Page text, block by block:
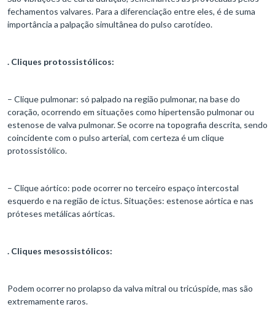
fechamentos valvares. Para a diferenciação entre eles, é de suma
importância a palpação simultânea do pulso carotídeo.
. Cliques protossistólicos:
– Clique pulmonar: só palpado na região pulmonar, na base do
coração, ocorrendo em situações como hipertensão pulmonar ou
estenose de valva pulmonar. Se ocorre na topografia descrita, sendo
coincidente com o pulso arterial, com certeza é um clique
protossistólico.
– Clique aórtico: pode ocorrer no terceiro espaço intercostal
esquerdo e na região de ictus. Situações: estenose aórtica e nas
próteses metálicas aórticas.
. Cliques mesossistólicos:
Podem ocorrer no prolapso da valva mitral ou tricúspide, mas são
extremamente raros.